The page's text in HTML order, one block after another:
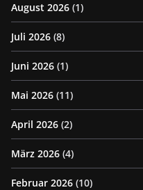
August 2026 (1)
Juli 2026 (8)
Juni 2026 (1)
Mai 2026 (11)
April 2026 (2)
März 2026 (4)
Februar 2026 (10)